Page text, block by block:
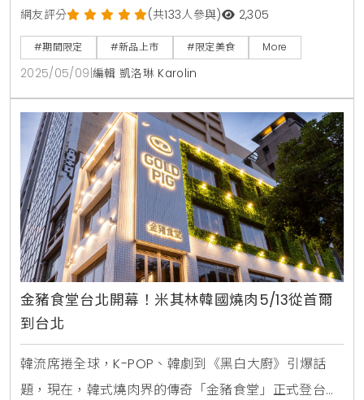
戰？2025年5月7日，SUBWAY推出「美式辣雞柳潛艇
堡」，以經典美式水牛城辣醬搭配鮮嫩雞柳，帶來酸辣
交織的獨特風味。這款新品不僅是夏季餐桌上的亮點，
更讓人們在日常中找到探險的樂趣。為什麼這款潛艇堡
能成為2025年夏季的美食焦點？這篇報導將從風味、
客製化體驗到品牌背後的故事，帶你深入了解這場味蕾
革命的魅
網友評分 (共133人參與) 2,305
#期間限定 #新品上市 #限定美食 More
2025/05/09 編輯 凱洛琳 Karolin
金豬食堂台北開幕！米其林韓國燒肉5/13從首爾
到台北
韓流席捲全球，K-POP、韓劇到《黑白大廚》引爆話
題，現在，韓式燒肉界的傳奇「金豬食堂」正式登台！